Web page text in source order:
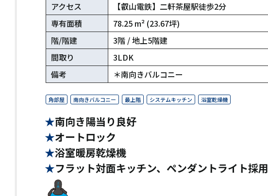
アクセス
【叡山電鉄】二軒茶屋駅徒歩2分
専有面積
78.25 m² (23.67坪)
階/階建
3階 / 地上5階建
間取り
3LDK
備考
＊南向きバルコニー
角部屋 南向きバルコニー 最上階 システムキッチン 浴室乾燥機
南向き陽当り良好
オートロック
浴室暖房乾燥機
フラット対面キッチン、ペンダントライト採用